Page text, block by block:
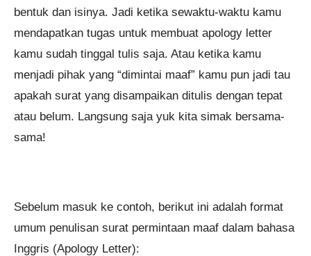
bentuk dan isinya. Jadi ketika sewaktu-waktu kamu
mendapatkan tugas untuk membuat apology letter
kamu sudah tinggal tulis saja. Atau ketika kamu
menjadi pihak yang “dimintai maaf” kamu pun jadi tau
apakah surat yang disampaikan ditulis dengan tepat
atau belum. Langsung saja yuk kita simak bersama-
sama!
Sebelum masuk ke contoh, berikut ini adalah format
umum penulisan surat permintaan maaf dalam bahasa
Inggris (Apology Letter):